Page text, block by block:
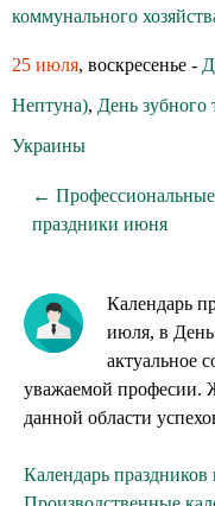
коммунального
25 июля, воскресенье -
Нептуна), День зубного
Украины
← Профессиональные
праздники июня
Календарь
июля, в День
актуальное
уважаемой професии.
данной области
Календарь